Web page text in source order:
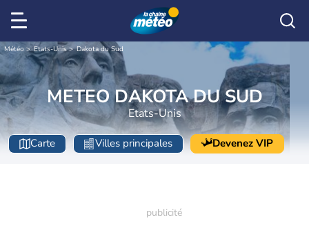
Météo Etats-Unis Dakota du Sud
METEO DAKOTA DU SUD
Etats-Unis
Carte Villes principales Devenez VIP